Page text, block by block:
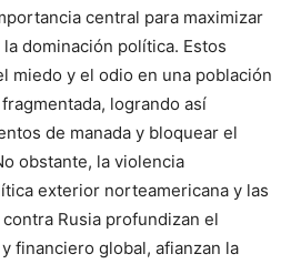
central para maximizar
dominación política. Estos
miedo y el odio en una población
logrando así
de manada y bloquear el
obstante, la violencia
exterior norteamericana y las
Rusia profundizan el
financiero global, afianzan la